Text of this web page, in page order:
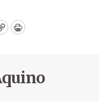
CopyPrint